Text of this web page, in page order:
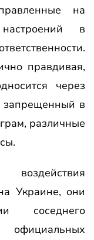
на
в
правдивая,
через
запрещенный в
различные
воздействия
Украине, они
соседнего